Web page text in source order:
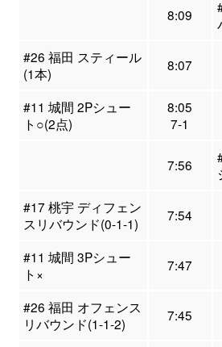
8:09
#26 福田 スティール
(1本)
8:07
#11 城間 2Pシュー
ト○(2点)
8:05
7-1
7:56
#17 桃宇 ディフェン
スリバウンド(0-1-1)
7:54
#11 城間 3Pシュー
ト×
7:47
#26 福田 オフェンス
リバウンド(1-1-2)
7:45